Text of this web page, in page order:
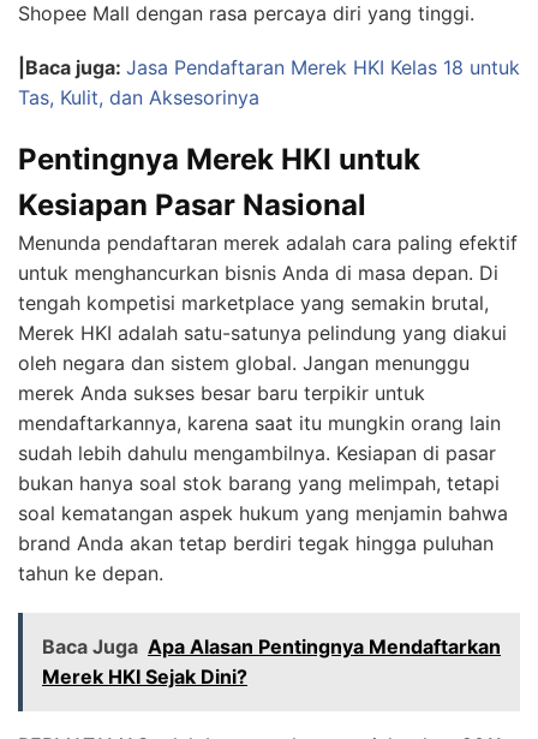
Shopee Mall dengan rasa percaya diri yang tinggi.
|Baca juga: Jasa Pendaftaran Merek HKI Kelas 18 untuk
Tas, Kulit, dan Aksesorinya
Pentingnya Merek HKI untuk
Kesiapan Pasar Nasional
Menunda pendaftaran merek adalah cara paling efektif
untuk menghancurkan bisnis Anda di masa depan. Di
tengah kompetisi marketplace yang semakin brutal,
Merek HKI adalah satu-satunya pelindung yang diakui
oleh negara dan sistem global. Jangan menunggu
merek Anda sukses besar baru terpikir untuk
mendaftarkannya, karena saat itu mungkin orang lain
sudah lebih dahulu mengambilnya. Kesiapan di pasar
bukan hanya soal stok barang yang melimpah, tetapi
soal kematangan aspek hukum yang menjamin bahwa
brand Anda akan tetap berdiri tegak hingga puluhan
tahun ke depan.
Baca Juga Apa Alasan Pentingnya Mendaftarkan
Merek HKI Sejak Dini?